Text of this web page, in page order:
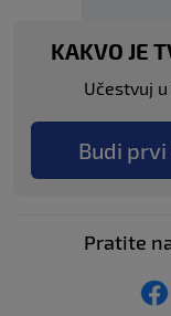
KAKVO JE
Učestvuj
Budi
Pratite